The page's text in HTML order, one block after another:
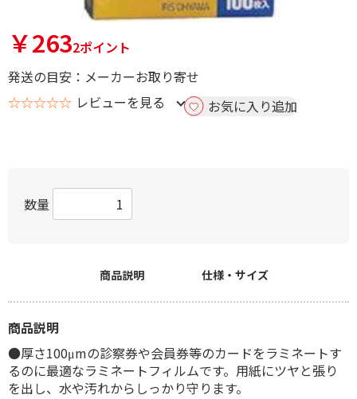
￥2632ポイント
発送の目安：メーカーお取り寄せ
☆☆☆☆☆ レビューを見る お気に入り追加
数量
商品説明 仕様・サイズ
商品説明
●厚さ100μmの診察券や会員券等のカードをラミネートす
るのに最適なラミネートフィルムです。用紙にツヤと張り
を出し、水や汚れからしっかり守ります。